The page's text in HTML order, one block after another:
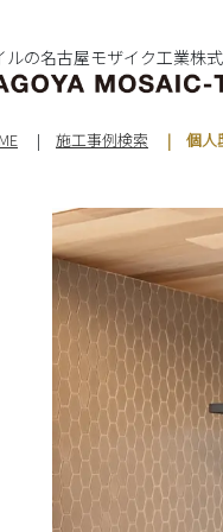
ルの名古屋モザイク工業株
施工事例検索 個人